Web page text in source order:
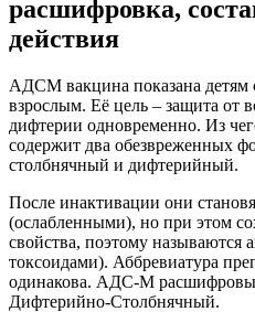
расшифровка,
действия
АДСМ вакцина показана детям
взрослым. Её цель – защита от
дифтерии одновременно. Из
содержит два обезвреженных
столбнячный и дифтерийный.
После инактивации они
(ослабленными), но при этом
свойства, поэтому называются
токсоидами). Аббревиатура
одинакова. АДС-М
Дифтерийно-Столбнячный.